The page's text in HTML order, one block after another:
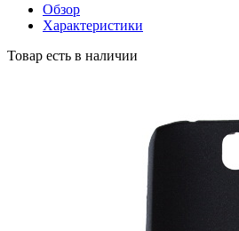
Обзор
Характеристики
Товар есть в наличии